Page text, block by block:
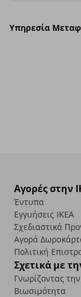
Υπηρεσία
Αγορές στην
Έντυπα
Εγγυήσεις IKEA
Σχεδιαστικά
Αγορά
Πολιτική
Σχετικά με
Γνωρίζοντας
Βιωσιμότητα